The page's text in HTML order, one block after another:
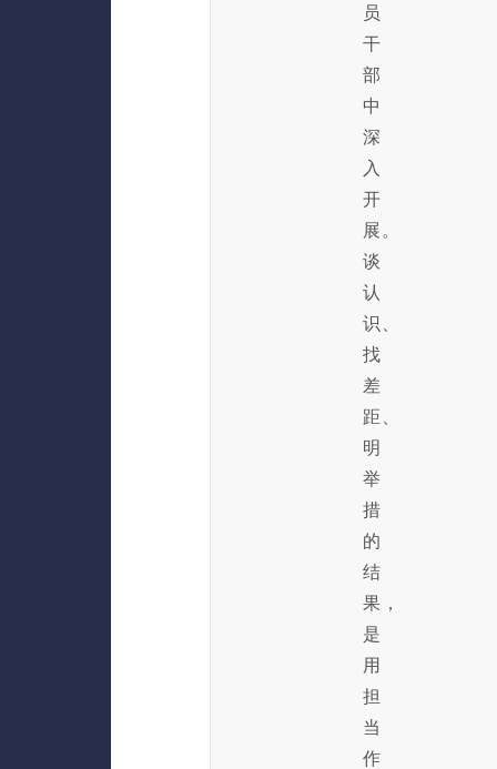
员
干
部
中
深
入
开
展。
谈
认
识、
找
差
距、
明
举
措
的
结
果，
是
用
担
当
作